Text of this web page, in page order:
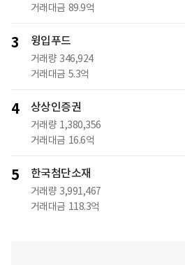
거래대금 89.9억
3 윙입푸드
거래량 346,924
거래대금 5.3억
4 상상인증권
거래량 1,380,356
거래대금 16.6억
5 한국첨단소재
거래량 3,991,467
거래대금 118.3억